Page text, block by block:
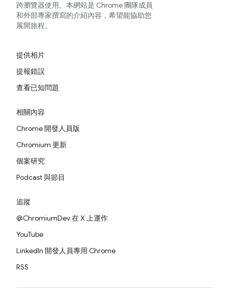
跨瀏覽器使用。本網站是 Chrome 團隊成員
和外部專家撰寫的介紹內容，希望能協助您
展開旅程。
提供相片
提報錯誤
查看已知問題
相關內容
Chrome 開發人員版
Chromium 更新
個案研究
Podcast 與節目
追蹤
@ChromiumDev 在 X 上運作
YouTube
LinkedIn 開發人員專用 Chrome
RSS